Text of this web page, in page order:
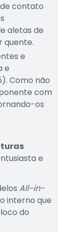
contato
aletas de
quente.
e
e
Como não
com
os
e
All-in-
interno que
do